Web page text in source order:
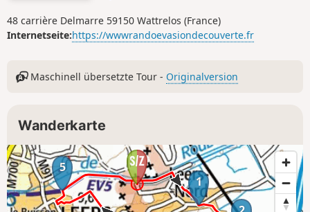
48 carrière Delmarre 59150 Wattrelos (France)
Internetseite:https://wwwrandoevasiondecouverte.fr
Maschinell übersetzte Tour - Originalversion
Wanderkarte
1
5